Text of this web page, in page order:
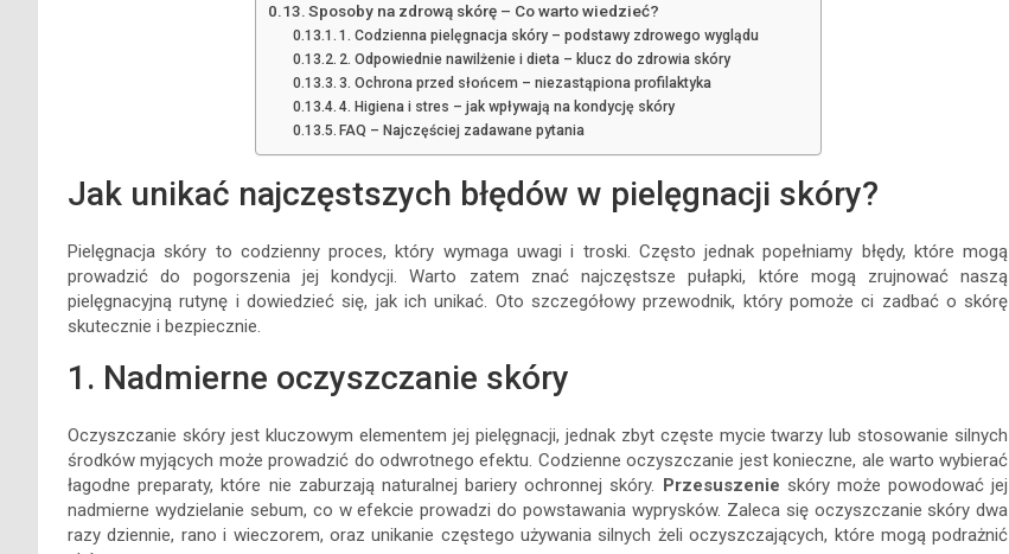
Sposoby na zdrową skórę – Co warto wiedzieć?
1. Codzienna pielęgnacja skóry – podstawy zdrowego wyglądu
2. Odpowiednie nawilżenie i dieta – klucz do zdrowia skóry
3. Ochrona przed słońcem – niezastąpiona profilaktyka
4. Higiena i stres – jak wpływają na kondycję skóry
FAQ – Najczęściej zadawane pytania
Jak unikać najczęstszych błędów w pielęgnacji skóry?
Pielęgnacja skóry to codzienny proces, który wymaga uwagi i troski. Często jednak popełniamy błędy, które mogą
prowadzić do pogorszenia jej kondycji. Warto zatem znać najczęstsze pułapki, które mogą zrujnować naszą
pielęgnacyjną rutynę i dowiedzieć się, jak ich unikać. Oto szczegółowy przewodnik, który pomoże ci zadbać o skórę
skutecznie i bezpiecznie.
1. Nadmierne oczyszczanie skóry
Oczyszczanie skóry jest kluczowym elementem jej pielęgnacji, jednak zbyt częste mycie twarzy lub stosowanie silnych
środków myjących może prowadzić do odwrotnego efektu. Codzienne oczyszczanie jest konieczne, ale warto wybierać
łagodne preparaty, które nie zaburzają naturalnej bariery ochronnej skóry. Przesuszenie skóry może powodować jej
nadmierne wydzielanie sebum, co w efekcie prowadzi do powstawania wyprysków. Zaleca się oczyszczanie skóry dwa
razy dziennie, rano i wieczorem, oraz unikanie częstego używania silnych żeli oczyszczających, które mogą podrażnić